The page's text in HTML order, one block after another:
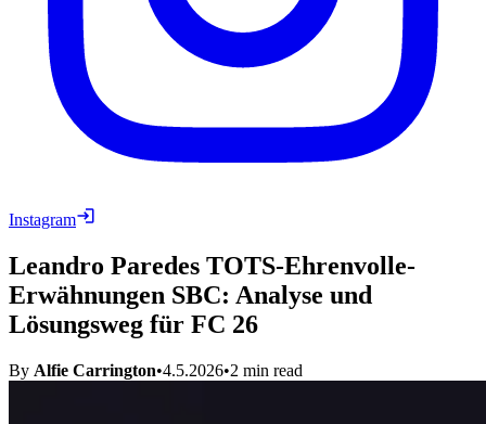
Instagram
Leandro Paredes TOTS-Ehrenvolle-
Erwähnungen SBC: Analyse und
Lösungsweg für FC 26
By Alfie Carrington•4.5.2026•2 min read